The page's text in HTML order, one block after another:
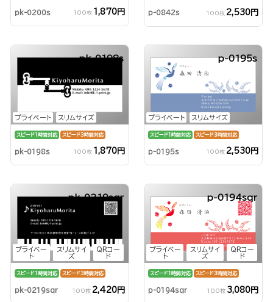
pk-0200s 100枚 1,870円 p-0842s 100枚 2,530円
プライベート スリムサイズ
pk-0198s
スピード1時間対応 スピード3時間対応
pk-0198s 100枚 1,870円
プライベート スリムサイズ
p-0195s
スピード1時間対応 スピード3時間対応
p-0195s 100枚 2,530円
プライベー
ト
スリムサイ
ズ
QRコー
ド
pk-0219sqr
スピード1時間対応 スピード3時間対応
pk-0219sqr 100枚 2,420円
プライベー
ト
スリムサイ
ズ
QRコー
ド
p-0194sqr
スピード1時間対応 スピード3時間対応
p-0194sqr 100枚 3,080円